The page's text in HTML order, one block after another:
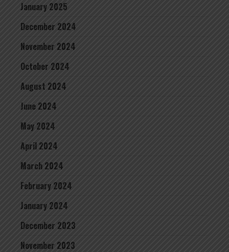
January 2025
December 2024
November 2024
October 2024
August 2024
June 2024
May 2024
April 2024
March 2024
February 2024
January 2024
December 2023
November 2023